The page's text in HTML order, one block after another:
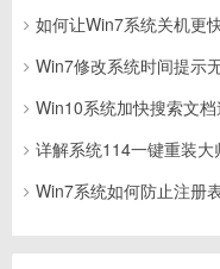
如何让Win7系统关机更
Win7修改系统时间提示
Win10系统加快搜索文
详解系统114一键重装大
Win7系统如何防止注册